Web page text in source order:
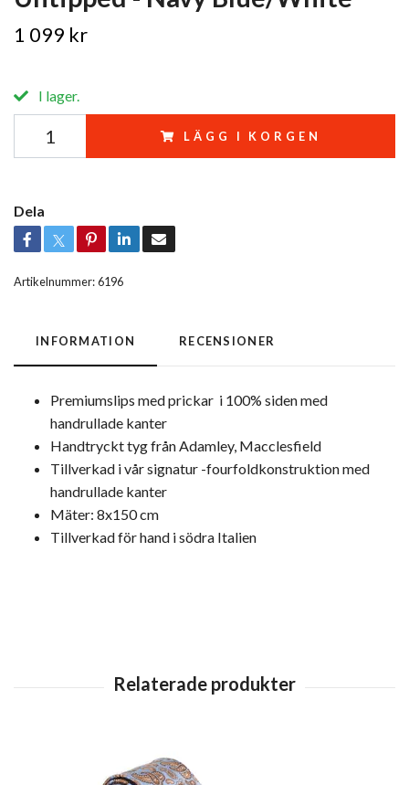
1 099 kr
I lager.
LÄGG I KORGEN
Dela
Artikelnummer:6196
INFORMATION RECENSIONER
Premiumslips med prickar i 100% siden med
handrullade kanter
Handtryckt tyg från Adamley, Macclesfield
Tillverkad i vår signatur -fourfoldkonstruktion med
handrullade kanter
Mäter: 8x150 cm
Tillverkad för hand i södra Italien